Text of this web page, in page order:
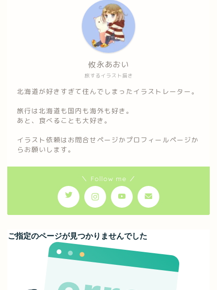
旅するイラスト描き
攸永あおい
北海道が好きすぎて住んでしまったイラストレーター。
旅行は北海道も国内も海外も好き。
あと、食べることも大好き。
イラスト依頼はお問合せページかプロフィールページか
らお願いします。
＼ Follow me ／